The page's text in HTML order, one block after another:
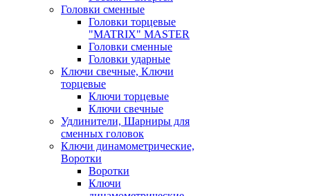
Головки сменные
Головки торцевые
"MATRIX" MASTER
Головки сменные
Головки ударные
Ключи свечные, Ключи
торцевые
Ключи торцевые
Ключи свечные
Удлинители, Шарниры для
сменных головок
Ключи динамометрические,
Воротки
Воротки
Ключи